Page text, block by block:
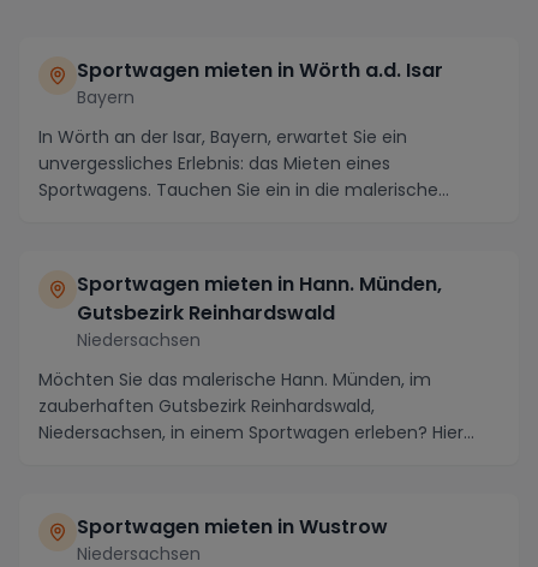
Sportwagen mieten in Wörth a.d. Isar
Bayern
In Wörth an der Isar, Bayern, erwartet Sie ein
unvergessliches Erlebnis: das Mieten eines
Sportwagens. Tauchen Sie ein in die malerische
Sportwagen mieten in Hann. Münden,
Gutsbezirk Reinhardswald
Niedersachsen
Möchten Sie das malerische Hann. Münden, im
zauberhaften Gutsbezirk Reinhardswald,
Niedersachsen, in einem Sportwagen erleben? Hier
Sportwagen mieten in Wustrow
Niedersachsen